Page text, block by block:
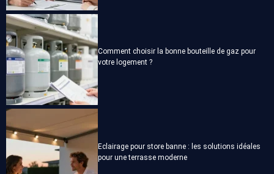
Comment choisir la bonne bouteille de gaz pour
votre logement ?
Eclairage pour store banne : les solutions idéales
pour une terrasse moderne